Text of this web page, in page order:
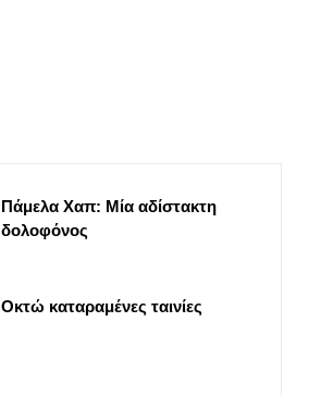
Πάμελα Χαπ: Μία αδίστακτη
δολοφόνος
Οκτώ καταραμένες ταινίες